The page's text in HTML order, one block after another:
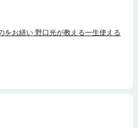
りやすいプロセスで解説。穴、シ
お繕いができるようになります。さ
ニックを習得できる1冊です。■内容
ーニングの基本ブランケットステッ
使いのダーニング捨てられなくてよ
本の道具糸通しの基本ダーニングに
使い方傷んだ場所に合わせてダーニ
バツステッチのダーニング
をお繕い 野口光が教える一生使える